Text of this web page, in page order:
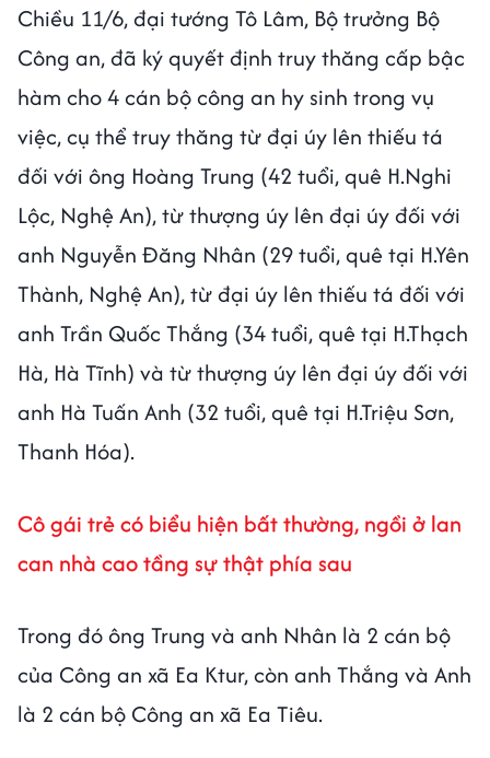
Chiều 11/6, đại tướng Tô Lâm, Bộ trưởng Bộ
Công an, đã ký quyết định truy thăng cấp bậc
hàm cho 4 cán bộ công an hy sinh trong vụ
việc, cụ thể truy thăng từ đại úy lên thiếu tá
đối với ông Hoàng Trung (42 tuổi, quê H.Nghi
Lộc, Nghệ An), từ thượng úy lên đại úy đối với
anh Nguyễn Đăng Nhân (29 tuổi, quê tại H.Yên
Thành, Nghệ An), từ đại úy lên thiếu tá đối với
anh Trần Quốc Thắng (34 tuổi, quê tại H.Thạch
Hà, Hà Tĩnh) và từ thượng úy lên đại úy đối với
anh Hà Tuấn Anh (32 tuổi, quê tại H.Triệu Sơn,
Thanh Hóa).
Cô gái trẻ có biểu hiện bất thường, ngồi ở lan
can nhà cao tầng sự thật phía sau
Trong đó ông Trung và anh Nhân là 2 cán bộ
của Công an xã Ea Ktur, còn anh Thắng và Anh
là 2 cán bộ Công an xã Ea Tiêu.